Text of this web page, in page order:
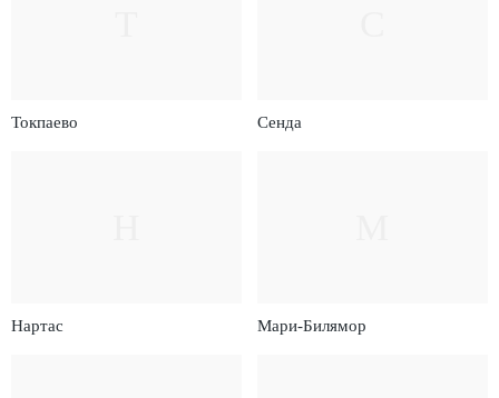
Токпаево Сенда
Нартас Мари-Билямор